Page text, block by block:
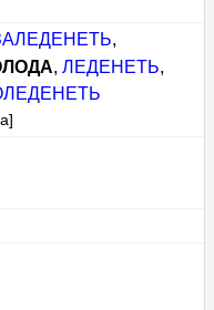
,
,ЛЕДЕНЕТЬ,